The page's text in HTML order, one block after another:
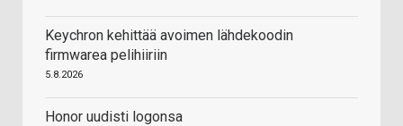
Keychron kehittää avoimen lähdekoodin
firmwarea pelihiiriin
5.8.2026
Honor uudisti logonsa